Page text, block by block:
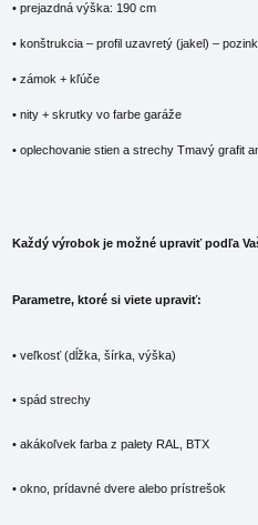
• prejazdná výška: 190 cm
• konštrukcia – profil uzavretý (jakel) –
• zámok + kľúče
• nity + skrutky vo farbe garáže
• oplechovanie stien a strechy Tmavý grafit
Každý výrobok je možné upraviť podľa
Parametre, ktoré si viete upraviť:
• veľkosť (dĺžka, šírka, výška)
• spád strechy
• akákoľvek farba z palety RAL, BTX
• okno, prídavné dvere alebo prístrešok